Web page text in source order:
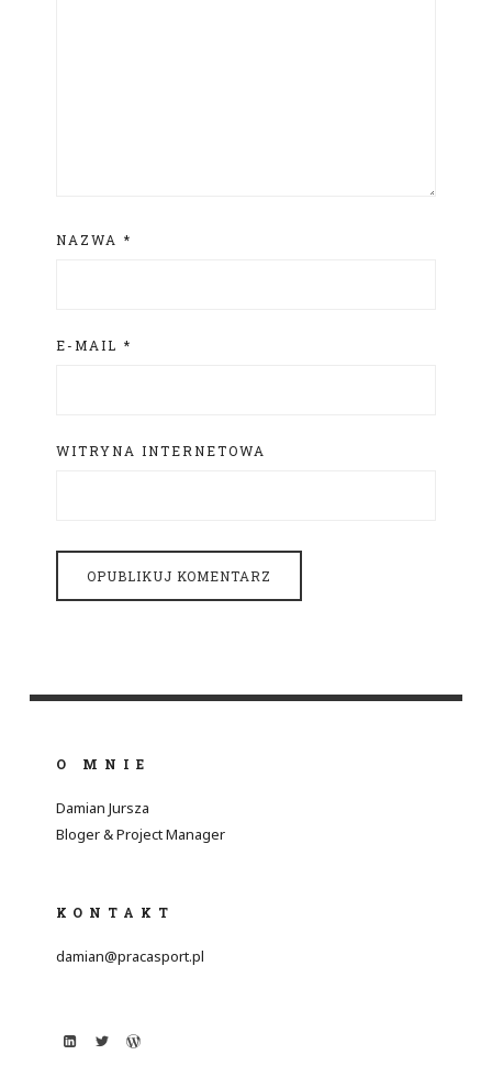
NAZWA *
E-MAIL *
WITRYNA INTERNETOWA
O MNIE
Damian Jursza
Bloger & Project Manager
KONTAKT
damian@pracasport.pl